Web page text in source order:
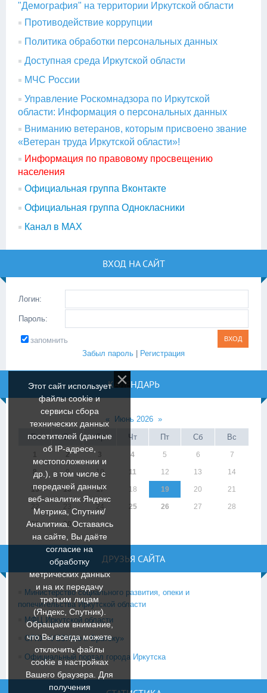
"Демография" на территории Иркутской области
Противодействие коррупции
Политика обработки персональных данных
Доступная среда Иркутской области
МЧС России
Управление Роскомнадзора по Иркутской
области: Информация о персональных данных
Вниманию ветеранов, которым присвоено звание
«Ветеран труда Иркутской области»!
Информация по правовому просвещению
населения
Официальная группа Вконтакте
Официальная группа Однокласники
Канал в МАХ
ВХОД НА САЙТ
Логин:
Пароль:
запомнить
Забыл пароль
Регистрация
КАЛЕНДАРЬ
« Июнь 2026 »
Пн
Вт Ср Чт Пт Сб Вс
4 5 6 7
8 9 10 11 12 13 14
15 16 17 18 19 20 21
22 25 26 27 28
29 30
ДРУЗЬЯ САЙТА
Министерство социального развития, опеки и
попечительства Иркутской области
МФЦ Иркутской области
ОГКУ «УСЗН по г. Братску»
Официальный портал города Иркутска
Этот сайт использует
файлы cookie и
сервисы сбора
технических данных
посетителей (данные
об IP-адресе,
местоположении и
др.), в том числе с
передачей данных
веб-аналитик Яндекс
Метрика, Спутник/
Аналитика. Оставаясь
на сайте, Вы даёте
согласие на
обработку
метрических данных
и на их передачу
третьим лицам
(Яндекс, Спутник).
Обращаем внимание,
что Вы всегда можете
отключить файлы
cookie в настройках
Вашего браузера. Для
получения